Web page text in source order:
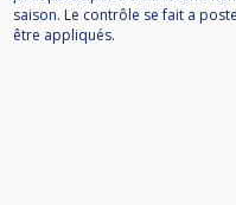
saison. Le contrôle se fait a
être appliqués.